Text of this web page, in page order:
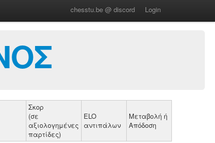
chesstu.be @ discord Login
Σκορ
(σε
αξιολογημένες
παρτίδες)
ELO
αντιπάλων
Μεταβολή ή
Απόδοση